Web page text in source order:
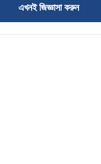
এখনই জিজ্ঞাসা করুন